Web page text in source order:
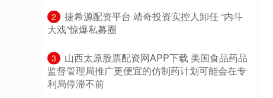
2
​捷希源配资平台 靖奇投资实控人卸任 “内斗
大戏”惊爆私募圈
3
​山西太原股票配资网APP下载 美国食品药品
监督管理局推广更便宜的仿制药计划可能会在专
利局停滞不前